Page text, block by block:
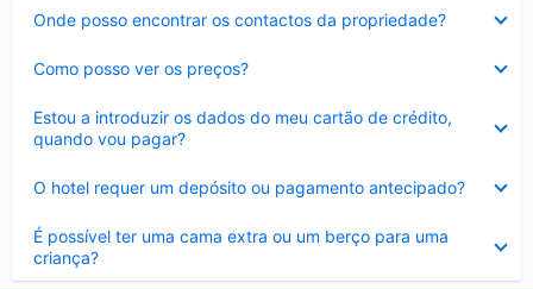
Onde posso encontrar os contactos da propriedade?
fechado
Como posso ver os preços?
fechado
Estou a introduzir os dados do meu cartão de crédito,
quando vou pagar?
fechado
O hotel requer um depósito ou pagamento antecipado?
fechado
É possível ter uma cama extra ou um berço para uma
criança?
Elemento
fechado